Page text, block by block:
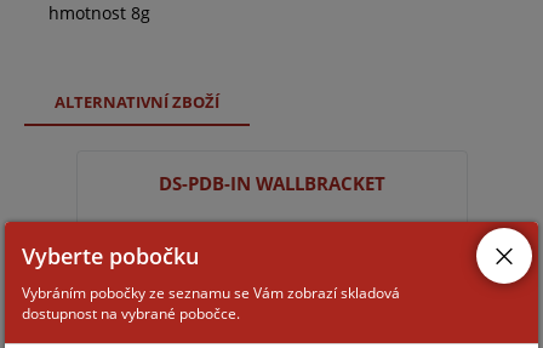
hmotnost 8g
ALTERNATIVNÍ ZBOŽÍ
DS-PDB-IN WALLBRACKET
Vyberte pobočku
Vybráním pobočky ze seznamu se Vám zobrazí skladová
dostupnost na vybrané pobočce.